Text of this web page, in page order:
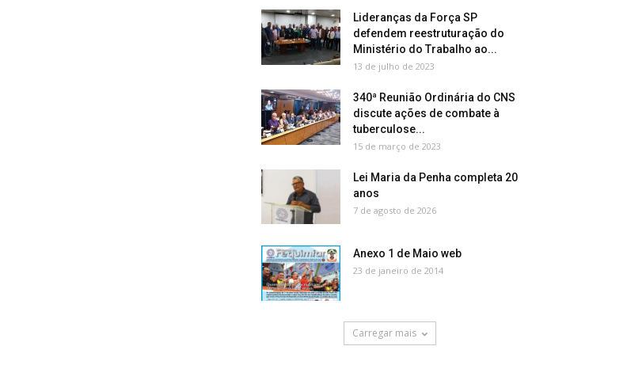
Lideranças da Força SP
defendem reestruturação do
Ministério do Trabalho ao...
13 de julho de 2023
340ª Reunião Ordinária do CNS
discute ações de combate à
tuberculose...
15 de março de 2023
Lei Maria da Penha completa 20
anos
7 de agosto de 2026
Anexo 1 de Maio web
23 de janeiro de 2014
Carregar mais